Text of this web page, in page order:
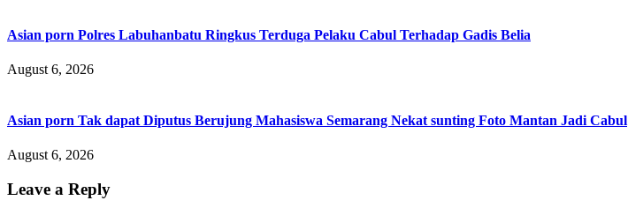
Asian porn Polres Labuhanbatu Ringkus Terduga Pelaku Cabul Terhadap Gadis Belia
August 6, 2026
Asian porn Tak dapat Diputus Berujung Mahasiswa Semarang Nekat sunting Foto Mantan Jadi Cabul
August 6, 2026
Leave a Reply